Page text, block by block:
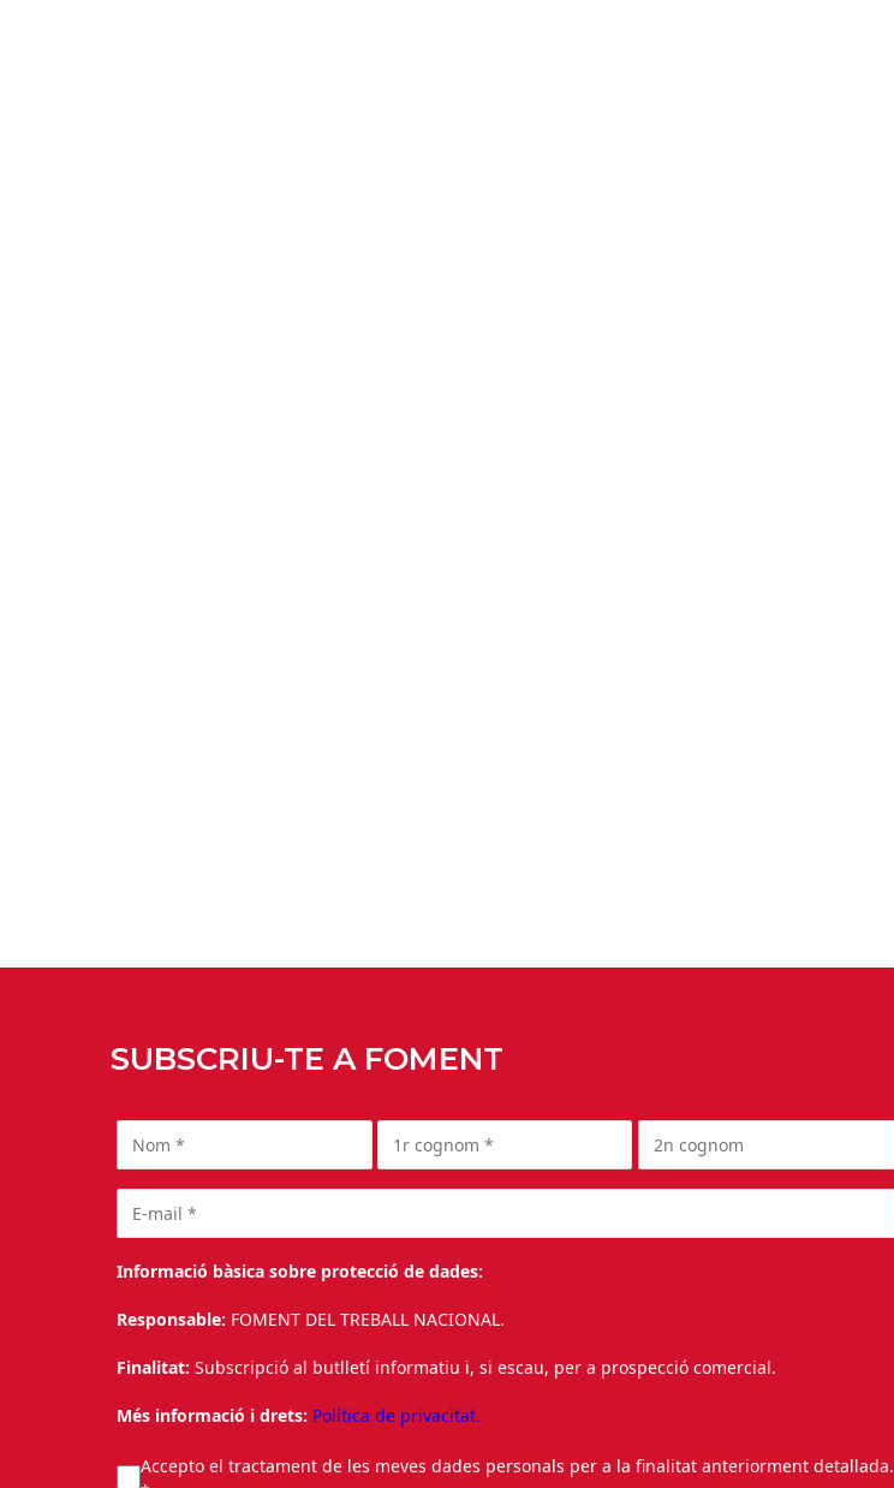
SUBSCRIU-TE A FOMENT
Informació bàsica sobre protecció de dades:
Responsable: FOMENT DEL TREBALL NACIONAL.
Finalitat: Subscripció al butlletí informatiu i, si escau, per a prospecció comercial.
Més informació i drets: Política de privacitat.
Accepto el tractament de les meves dades personals per a la finalitat anteriorment detallada.